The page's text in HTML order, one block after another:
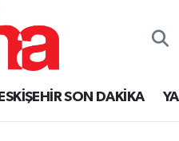
ESKİŞEHİR SON DAKİKA